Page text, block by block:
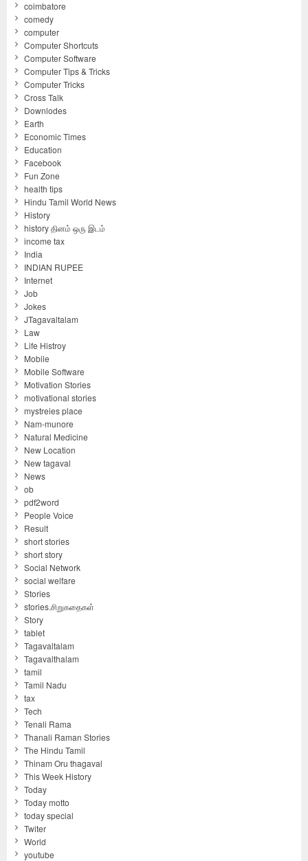
coimbatore
comedy
computer
Computer Shortcuts
Computer Software
Computer Tips & Tricks
Computer Tricks
Cross Talk
Downlodes
Earth
Economic Times
Education
Facebook
Fun Zone
health tips
Hindu Tamil World News
History
history தினம் ஒரு இடம்
income tax
India
INDIAN RUPEE
Internet
Job
Jokes
JTagavaltalam
Law
Life Histroy
Mobile
Mobile Software
Motivation Stories
motivational stories
mystreies place
Nam-munore
Natural Medicine
New Location
New tagaval
News
ob
pdf2word
People Voice
Result
short stories
short story
Social Network
social welfare
Stories
stories.சிறுகதைகள்
Story
tablet
Tagavaltalam
Tagavalthalam
tamil
Tamil Nadu
tax
Tech
Tenali Rama
Thanali Raman Stories
The Hindu Tamil
Thinam Oru thagaval
This Week History
Today
Today motto
today special
Twiter
World
youtube